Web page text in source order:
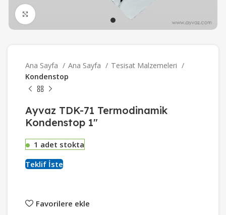
Ana Sayfa Ana Sayfa
Tesisat Malzemeleri
Kondenstop
Ayvaz TDK-71 Termodinamik
Kondenstop 1″
1 adet stokta
Teklif İste
Favorilere ekle